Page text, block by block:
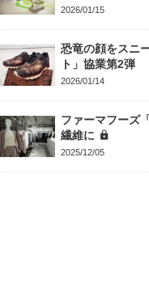
2026/01/15
恐竜の顔をスニ
ト」協業第2弾
2026/01/14
ファーマフーズ
繊維に
2025/12/05